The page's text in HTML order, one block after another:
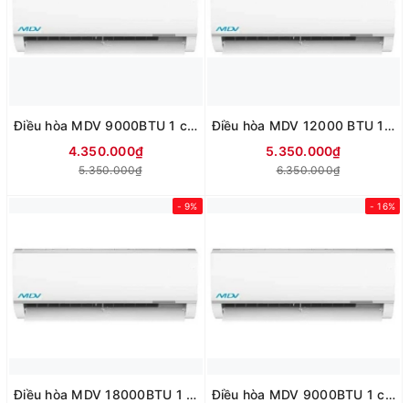
Điều hòa MDV 9000BTU 1 chiều thường MDVF-10CRN8
4.350.000₫
5.350.000₫
Điều hòa MDV 12000 BTU 1 chiều thường MDVF-13CRN8
5.350.000₫
6.350.000₫
- 9%
Điều hòa MDV 18000BTU 1 chiều thường MDVF-18CRN8
- 16%
Điều hòa MDV 9000BTU 1 chiều Inverter MDVG-10CRN8